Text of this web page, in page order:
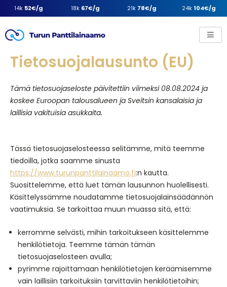
14k 52€/g 18k 67€/g 21k 78€/g 24k 104€/g
Tietosuojalausunto (EU)
Tämä tietosuojaseloste päivitettiin viimeksi 08.08.2024 ja
koskee Euroopan talousalueen ja Sveitsin kansalaisia ja
laillisia vakituisia asukkaita.
Tässä tietosuojaselosteessa selitämme, mitä teemme
tiedoilla, jotka saamme sinusta
https://www.turunpanttilainaamo.fi:n kautta.
Suosittelemme, että luet tämän lausunnon huolellisesti.
Käsittelyssämme noudatamme tietosuojalainsäädännön
vaatimuksia. Se tarkoittaa muun muassa sitä, että:
kerromme selvästi, mihin tarkoitukseen käsittelemme
henkilötietoja. Teemme tämän tämän
tietosuojaselosteen avulla;
pyrimme rajoittamaan henkilötietojen keräämisemme
vain laillisiin tarkoituksiin tarvittaviin henkilötietoihin;